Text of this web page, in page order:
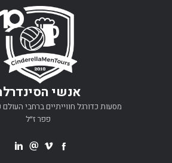
אנשי
מסעות כדורגל חווייתיים ברחבי
פפר ז״ל